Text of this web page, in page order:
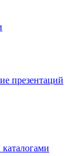
презентаций